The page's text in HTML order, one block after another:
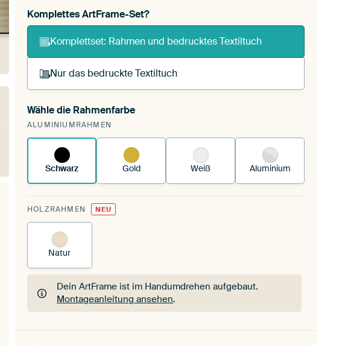
Komplettes ArtFrame-Set?
Komplettset: Rahmen und bedrucktes Textiltuch
Nur das bedruckte Textiltuch
Du spannst einen wechselbaren Textiltuch in deinen
vorhandenen ArtFrame™.
Wähle die Rahmenfarbe
ALUMINIUMRAHMEN
Schwarz Gold Weiß Aluminium
HOLZRAHMEN NEU
Natur
Dein ArtFrame ist im Handumdrehen aufgebaut.
Montageanleitung ansehen.
Dein ArtFrame ist im Handumdrehen aufgebaut.